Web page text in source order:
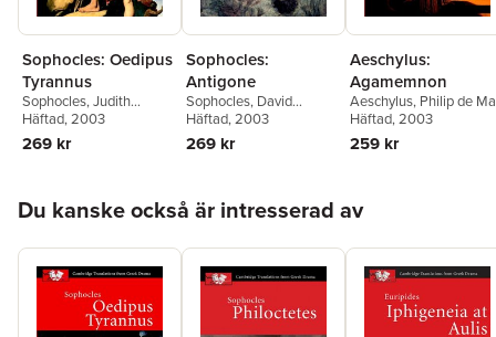
Sophocles: Oedipus
Tyrannus
Sophocles,Judith
Affleck,Ian McAuslan
Häftad, 2003
269 kr
Sophocles:
Antigone
Sophocles, David
Franklin,John Harrison
Häftad, 2003
269 kr
Aeschylus:
Agamemnon
Aeschylus, Philip de
Häftad, 2003
259 kr
Du kanske också är intresserad av